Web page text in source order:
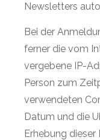
Newsletters
Bei der
ferner die vom
vergebene IP-
Person zum
verwendeten
Datum und die
Erhebung